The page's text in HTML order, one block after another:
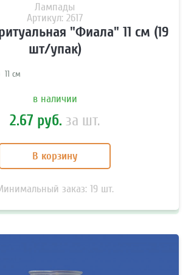
Лампады
Артикул: 2617
"Фиала" 11 см (19
шт/упак)
11 см
в наличии
2.67 руб. за шт.
В корзину
заказ: 19 шт.